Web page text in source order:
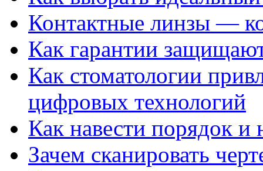
Контактные линзы —
Как гарантии
Как стоматологии
цифровых технологий
Как навести порядок и
Зачем сканировать